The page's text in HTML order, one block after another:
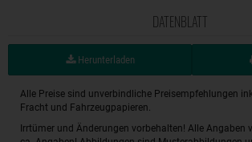
DATENBLATT
Herunterladen
Alle Preise sind unverbindliche Preisempfehlungen
Fracht und Fahrzeugpapieren.
Irrtümer und Änderungen vorbehalten! Alle Angaben